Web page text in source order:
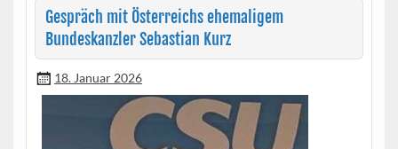
Gespräch mit Österreichs ehemaligem
Bundeskanzler Sebastian Kurz
18. Januar 2026